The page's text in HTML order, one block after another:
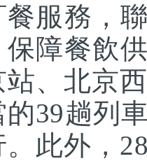
服務，
障餐飲
、北京
39趟列
此外，